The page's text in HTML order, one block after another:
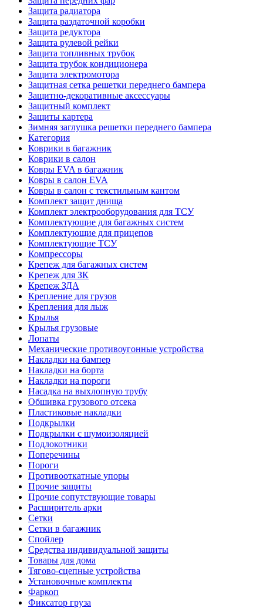
Защита радиатора
Защита раздаточной коробки
Защита редуктора
Защита рулевой рейки
Защита топливных трубок
Защита трубок кондиционера
Защита электромотора
Защитная сетка решетки переднего бампера
Защитно-декоративные аксессуары
Защитный комплект
Защиты картера
Зимняя заглушка решетки переднего бампера
Категория
Коврики в багажник
Коврики в салон
Ковры EVA в багажник
Ковры в салон EVA
Ковры в салон с текстильным кантом
Комплект защит днища
Комплект электрооборудования для ТСУ
Комплектующие для багажных систем
Комплектующие для прицепов
Комплектующие ТСУ
Компрессоры
Крепеж для багажных систем
Крепеж для ЗК
Крепеж ЗДА
Крепление для грузов
Крепления для лыж
Крылья
Крылья грузовые
Лопаты
Механические противоугонные устройства
Накладки на бампер
Накладки на борта
Накладки на пороги
Насадка на выхлопную трубу
Обшивка грузового отсека
Пластиковые накладки
Подкрылки
Подкрылки с шумоизоляцией
Подлокотники
Поперечины
Пороги
Противооткатные упоры
Прочие защиты
Прочие сопутствующие товары
Расширитель арки
Сетки
Сетки в багажник
Спойлер
Средства индивидуальной защиты
Товары для дома
Тягово-сцепные устройства
Установочные комплекты
Фаркоп
Фиксатор груза